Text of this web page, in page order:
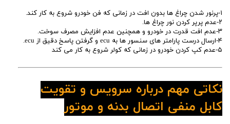
۱-پرنور شدن چراغ ها بدون افت در زمانی که فن خودرو شروع به کار کند.
۲-عدم پرپر کردن نور چراغ ها.
۳-عدم افت قدرت در خودرو و همچنین عدم افزایش مصرف سوخت.
۴-ارسال درست پارامتر های سنسور ها به ecu و گرفتن پاسخ دقیق از ecu.
۵-عدم کپ کردن خودرو در زمانی که کولر شروع به کار می کند
نکاتی مهم درباره سرویس و تقویت
کابل منفی اتصال بدنه و موتور